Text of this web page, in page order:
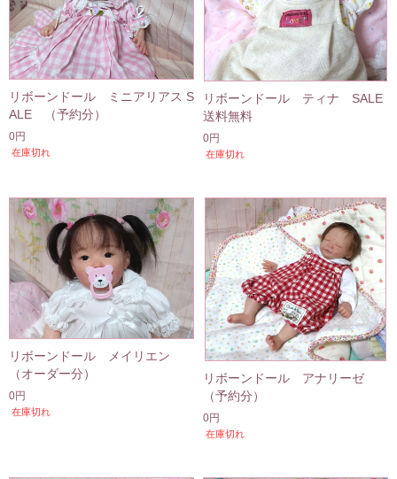
リボーンドール ミニアリアス S
ALE （予約分）
0円
在庫切れ
リボーンドール ティナ SALE
送料無料
0円
在庫切れ
リボーンドール メイリエン
（オーダー分）
0円
在庫切れ
リボーンドール アナリーゼ
（予約分）
0円
在庫切れ